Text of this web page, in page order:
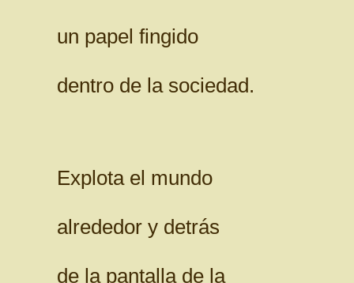
un papel fingido
dentro de la sociedad.
Explota el mundo
alrededor y detrás
de la pantalla de la